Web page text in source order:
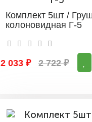
Комплект 5шт /
колоновидная Г-5
2 033 ₽ 2 722 ₽